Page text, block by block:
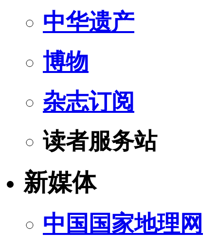
中华遗产
博物
杂志订阅
读者服务站
新媒体
中国国家地理网